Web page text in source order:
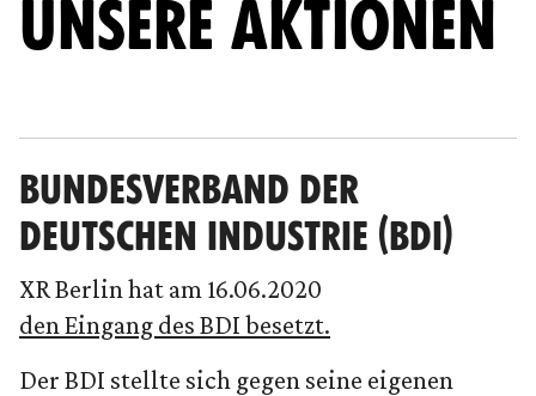
UNSERE AKTIONEN
BUNDESVERBAND DER
DEUTSCHEN INDUSTRIE (BDI)
XR Berlin hat am 16.06.2020
den Eingang des BDI besetzt.
Der BDI stellte sich gegen seine eigenen